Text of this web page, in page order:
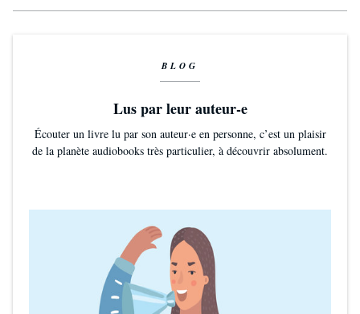
BLOG
Lus par leur auteur-e
Écouter un livre lu par son auteur·e en personne, c’est un plaisir
de la planète audiobooks très particulier, à découvrir absolument.